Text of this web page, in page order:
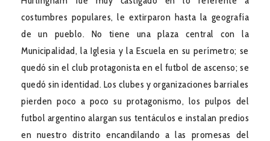
costumbres populares, le extirparon hasta la geografía
de un pueblo. No tiene una plaza central con la
Municipalidad, la Iglesia y la Escuela en su perímetro; se
quedó sin el club protagonista en el futbol de ascenso; se
quedó sin identidad. Los clubes y organizaciones barriales
pierden poco a poco su protagonismo, los pulpos del
futbol argentino alargan sus tentáculos e instalan predios
en nuestro distrito encandilando a las promesas del